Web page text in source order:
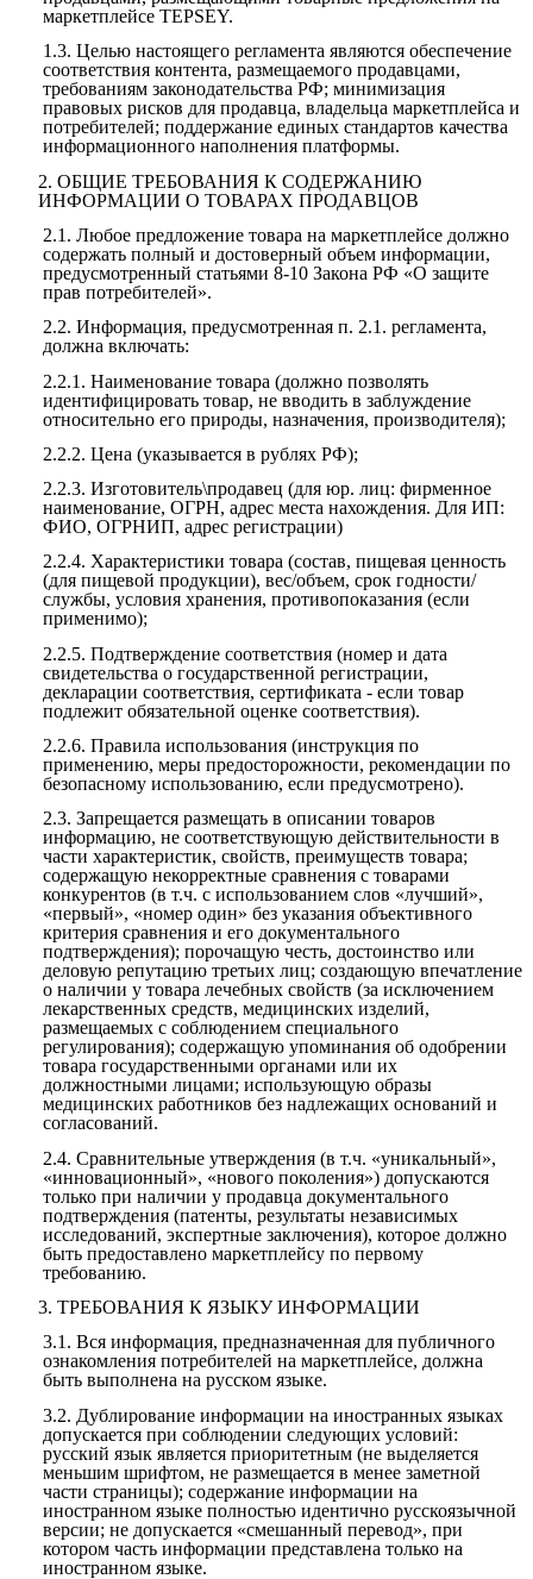
маркетплейсе TEPSEY.
1.3.Целью настоящего регламента являются обеспечение
соответствия контента, размещаемого продавцами,
требованиям законодательства РФ; минимизация
правовых рисков для продавца, владельца маркетплейса и
потребителей; поддержание единых стандартов качества
информационного наполнения платформы.
2. ОБЩИЕ ТРЕБОВАНИЯ К СОДЕРЖАНИЮ
ИНФОРМАЦИИ О ТОВАРАХ ПРОДАВЦОВ
2.1.Любое предложение товара на маркетплейсе должно
содержать полный и достоверный объем информации,
предусмотренный статьями 8-10 Закона РФ «О защите
прав потребителей».
2.2.Информация, предусмотренная п. 2.1. регламента,
должна включать:
2.2.1.Наименование товара (должно позволять
идентифицировать товар, не вводить в заблуждение
относительно его природы, назначения, производителя);
2.2.2.Цена (указывается в рублях РФ);
2.2.3.Изготовитель\продавец (для юр. лиц: фирменное
наименование, ОГРН, адрес места нахождения. Для ИП:
ФИО, ОГРНИП, адрес регистрации)
2.2.4.Характеристики товара (состав, пищевая ценность
(для пищевой продукции), вес/объем, срок годности/
службы, условия хранения, противопоказания (если
применимо);
2.2.5.Подтверждение соответствия (номер и дата
свидетельства о государственной регистрации,
декларации соответствия, сертификата - если товар
подлежит обязательной оценке соответствия).
2.2.6.Правила использования (инструкция по
применению, меры предосторожности, рекомендации по
безопасному использованию, если предусмотрено).
2.3.Запрещается размещать в описании товаров
информацию, не соответствующую действительности в
части характеристик, свойств, преимуществ товара;
содержащую некорректные сравнения с товарами
конкурентов (в т.ч. с использованием слов «лучший»,
«первый», «номер один» без указания объективного
критерия сравнения и его документального
подтверждения); порочащую честь, достоинство или
деловую репутацию третьих лиц; создающую впечатление
о наличии у товара лечебных свойств (за исключением
лекарственных средств, медицинских изделий,
размещаемых с соблюдением специального
регулирования); содержащую упоминания об одобрении
товара государственными органами или их
должностными лицами; использующую образы
медицинских работников без надлежащих оснований и
согласований.
2.4.Сравнительные утверждения (в т.ч. «уникальный»,
«инновационный», «нового поколения») допускаются
только при наличии у продавца документального
подтверждения (патенты, результаты независимых
исследований, экспертные заключения), которое должно
быть предоставлено маркетплейсу по первому
требованию.
3. ТРЕБОВАНИЯ К ЯЗЫКУ ИНФОРМАЦИИ
3.1.Вся информация, предназначенная для публичного
ознакомления потребителей на маркетплейсе, должна
быть выполнена на русском языке.
3.2. Дублирование информации на иностранных языках
допускается при соблюдении следующих условий:
русский язык является приоритетным (не выделяется
меньшим шрифтом, не размещается в менее заметной
части страницы); содержание информации на
иностранном языке полностью идентично русскоязычной
версии; не допускается «смешанный перевод», при
котором часть информации представлена только на
иностранном языке.